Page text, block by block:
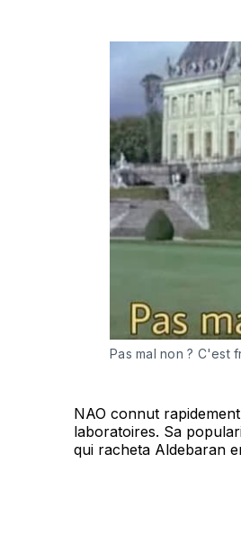
Pas mal non ? C'est
NAO connut
laboratoires. Sa
qui racheta Aldebaran